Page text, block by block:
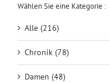
Wählen Sie eine Kategorie :
Alle (216)
Chronik (78)
Damen (48)